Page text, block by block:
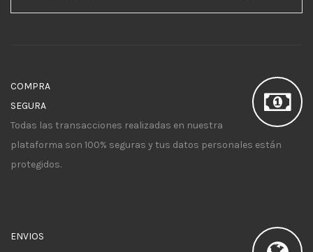
COMPRA
SEGURA
Todas las transacciones realizadas en nuestra
plataforma son 100% seguras y tus datos personales están
protegidos.
ENVIOS